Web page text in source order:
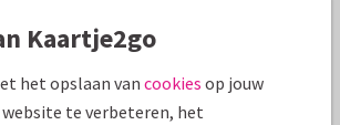
Toon meer
bij je kaart
Kaartje2go
het opslaan van cookies op jouw
te verbeteren, het